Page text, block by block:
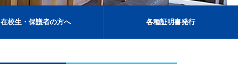
在校生・保護者の方へ 各種証明書発行